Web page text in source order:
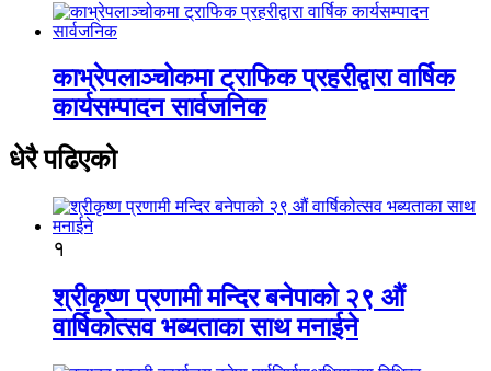
काभ्रेपलाञ्चोकमा ट्राफिक प्रहरीद्वारा वार्षिक
कार्यसम्पादन सार्वजनिक
धेरै पढिएको
१
श्रीकृष्ण प्रणामी मन्दिर बनेपाको २९ औं
वार्षिकोत्सव भब्यताका साथ मनाईने